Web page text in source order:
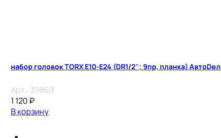
набор головок TORX E10-E24 (DR1/2″; 9пр, планка)
Арт.: 39869
1 120 ₽
В корзину